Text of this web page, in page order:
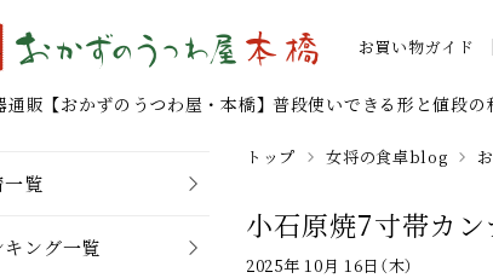
お買い物ガイド
通販 【おかずのうつわ屋・本橋】 普段使いできる形と値段の
トップ 女将の食卓blog
小石原焼7寸帯カ
2025年 10月 16日（木）
一覧
キング一覧